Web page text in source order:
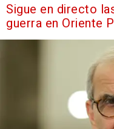
Sigue en directo
guerra en Oriente